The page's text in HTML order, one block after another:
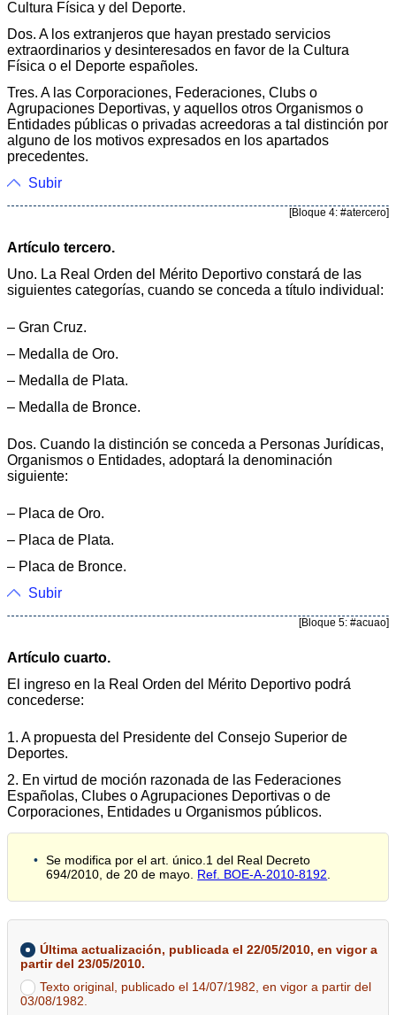
Cultura Física y del Deporte.
Dos. A los extranjeros que hayan prestado servicios
extraordinarios y desinteresados en favor de la Cultura
Física o el Deporte españoles.
Tres. A las Corporaciones, Federaciones, Clubs o
Agrupaciones Deportivas, y aquellos otros Organismos o
Entidades públicas o privadas acreedoras a tal distinción por
alguno de los motivos expresados en los apartados
precedentes.
Subir
[Bloque 4: #atercero]
Artículo tercero.
Uno. La Real Orden del Mérito Deportivo constará de las
siguientes categorías, cuando se conceda a título individual:
– Gran Cruz.
– Medalla de Oro.
– Medalla de Plata.
– Medalla de Bronce.
Dos. Cuando la distinción se conceda a Personas Jurídicas,
Organismos o Entidades, adoptará la denominación
siguiente:
– Placa de Oro.
– Placa de Plata.
– Placa de Bronce.
Subir
[Bloque 5: #acuao]
Artículo cuarto.
El ingreso en la Real Orden del Mérito Deportivo podrá
concederse:
1. A propuesta del Presidente del Consejo Superior de
Deportes.
2. En virtud de moción razonada de las Federaciones
Españolas, Clubes o Agrupaciones Deportivas o de
Corporaciones, Entidades u Organismos públicos.
Se modifica por el art. único.1 del Real Decreto
694/2010, de 20 de mayo. Ref. BOE-A-2010-8192
Última actualización, publicada el 22/05/2010, en vigor a
partir del 23/05/2010.
Texto original, publicado el 14/07/1982, en vigor a partir del
03/08/1982.